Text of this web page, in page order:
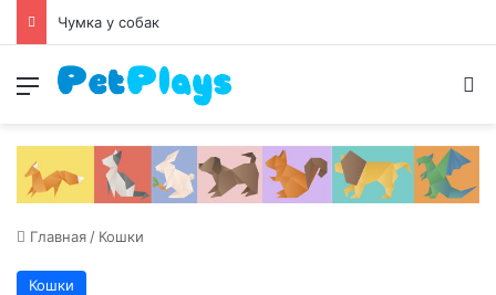
Чумка у собак
Меню
Главная / Кошки
Кошки